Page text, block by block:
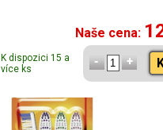
Naše cena:
K dispozici 15 a
více ks